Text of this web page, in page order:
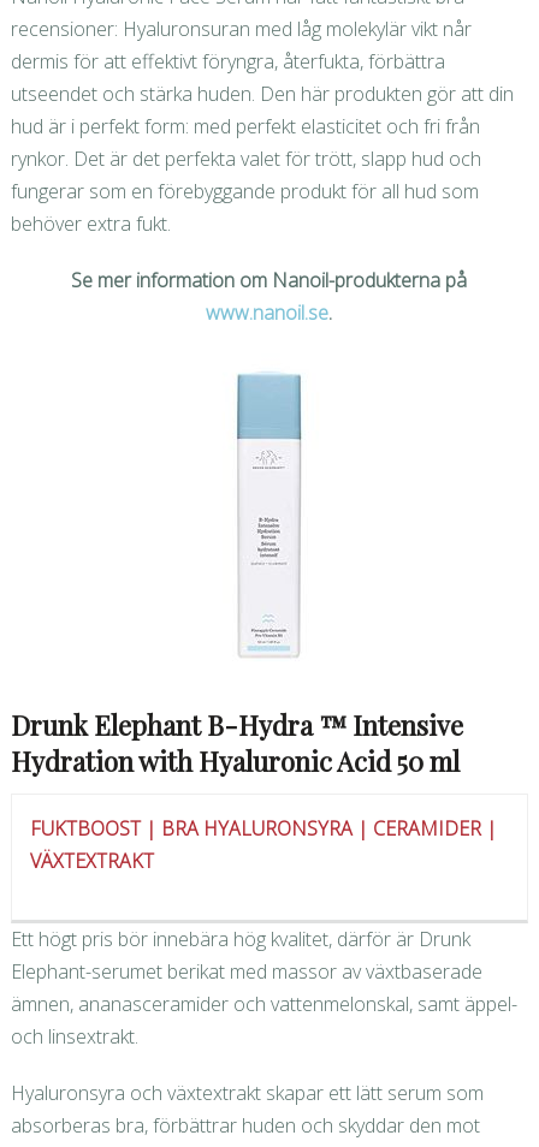
recensioner: Hyaluronsuran med låg molekylär vikt når
dermis för att effektivt föryngra, återfukta, förbättra
utseendet och stärka huden. Den här produkten gör att din
hud är i perfekt form: med perfekt elasticitet och fri från
rynkor. Det är det perfekta valet för trött, slapp hud och
fungerar som en förebyggande produkt för all hud som
behöver extra fukt.
Se mer information om Nanoil-produkterna på
www.nanoil.se.
Drunk Elephant B-Hydra ™ Intensive
Hydration with Hyaluronic Acid 50 ml
FUKTBOOST | BRA HYALURONSYRA | CERAMIDER |
VÄXTEXTRAKT
Ett högt pris bör innebära hög kvalitet, därför är Drunk
Elephant-serumet berikat med massor av växtbaserade
ämnen, ananasceramider och vattenmelonskal, samt äppel-
och linsextrakt.
Hyaluronsyra och växtextrakt skapar ett lätt serum som
absorberas bra, förbättrar huden och skyddar den mot